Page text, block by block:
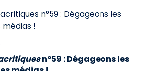
n°59 : Dégageons les